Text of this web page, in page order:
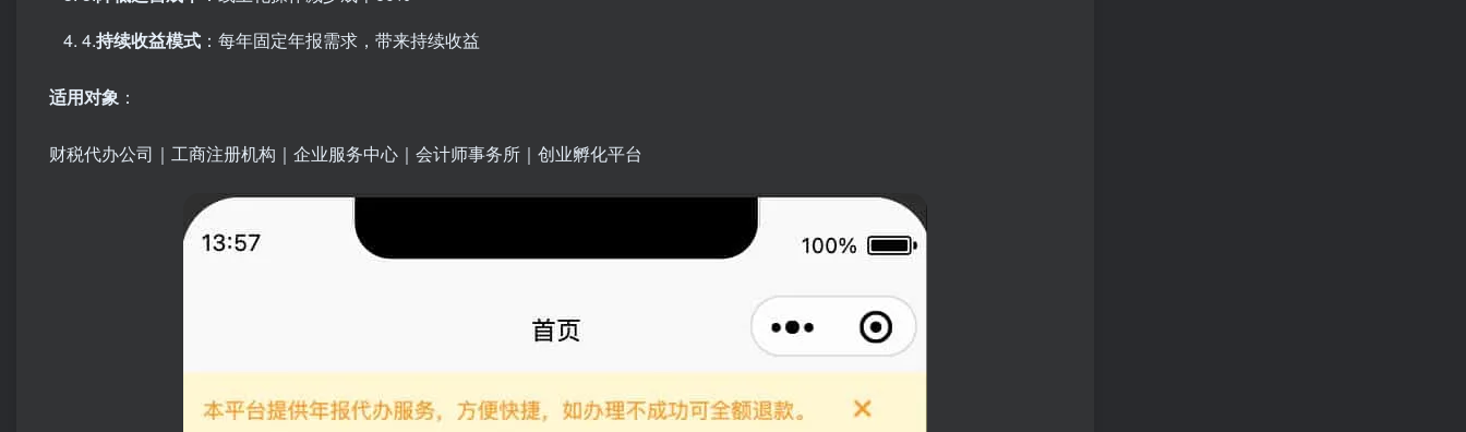
4.​持续收益模式 ​：每年固定年报需求，带来持续收益
适用对象 ​：
财税代办公司｜工商注册机构｜企业服务中心｜会计师事务所｜创业孵化平台